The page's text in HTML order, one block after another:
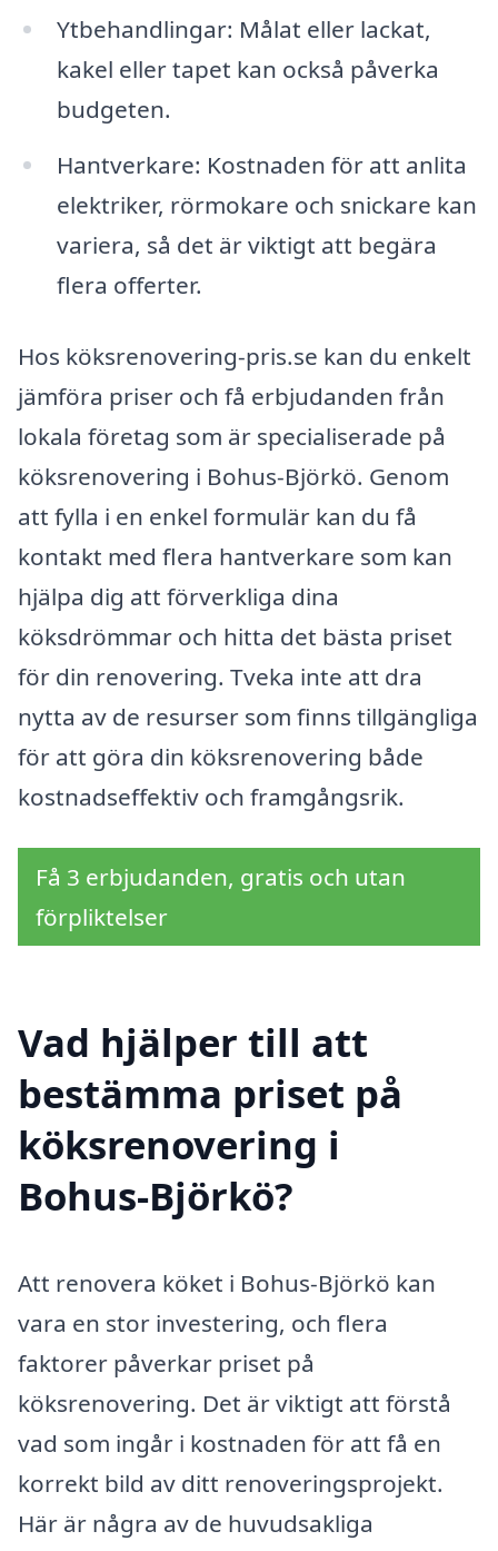
Ytbehandlingar: Målat eller lackat,
kakel eller tapet kan också påverka
budgeten.
Hantverkare: Kostnaden för att anlita
elektriker, rörmokare och snickare kan
variera, så det är viktigt att begära
flera offerter.
Hos köksrenovering-pris.se kan du enkelt
jämföra priser och få erbjudanden från
lokala företag som är specialiserade på
köksrenovering i Bohus-Björkö. Genom
att fylla i en enkel formulär kan du få
kontakt med flera hantverkare som kan
hjälpa dig att förverkliga dina
köksdrömmar och hitta det bästa priset
för din renovering. Tveka inte att dra
nytta av de resurser som finns tillgängliga
för att göra din köksrenovering både
kostnadseffektiv och framgångsrik.
Få 3 erbjudanden, gratis och utan
förpliktelser
Vad hjälper till att
bestämma priset på
köksrenovering i
Bohus-Björkö?
Att renovera köket i Bohus-Björkö kan
vara en stor investering, och flera
faktorer påverkar priset på
köksrenovering. Det är viktigt att förstå
vad som ingår i kostnaden för att få en
korrekt bild av ditt renoveringsprojekt.
Här är några av de huvudsakliga